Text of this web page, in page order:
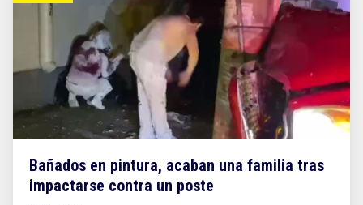
Bañados en pintura, acaban una familia tras
impactarse contra un poste